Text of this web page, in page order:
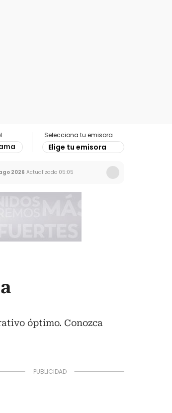
Selecciona tu emisora
Elige tu emisora
2026 Actualizado 05:05
óptimo. Conozca